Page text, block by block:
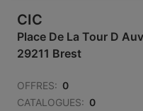
CIC
Place De La Tour D
29211 Brest
OFFRES: 0
CATALOGUES: 0